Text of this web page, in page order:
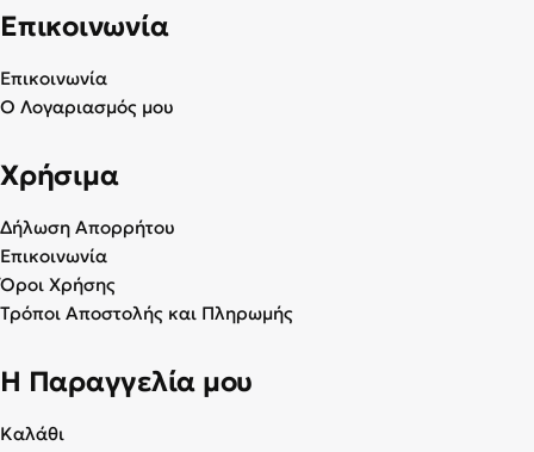
Επικοινωνία
Επικοινωνία
Ο Λογαριασμός μου
Χρήσιμα
Δήλωση Απορρήτου
Επικοινωνία
Όροι Χρήσης
Τρόποι Αποστολής και Πληρωμής
Η Παραγγελία μου
Καλάθι